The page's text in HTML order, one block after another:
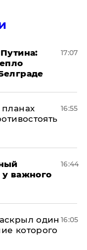
17:07
16:55
у важного
16:44
один
которого
16:05